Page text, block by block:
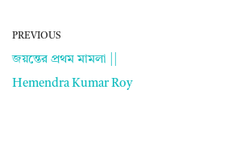
PREVIOUS
জয়ন্তের প্রথম মামলা ||
Hemendra Kumar Roy